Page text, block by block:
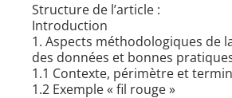
Structure de l’article :
Introduction
1. Aspects méthodologiques de
des données et bonnes
1.1 Contexte, périmètre et
1.2 Exemple « fil rouge »